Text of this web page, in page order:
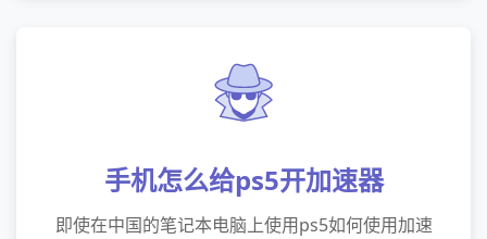
手机怎么给ps5开加速器
即使在中国的笔记本电脑上使用ps5如何使用加速